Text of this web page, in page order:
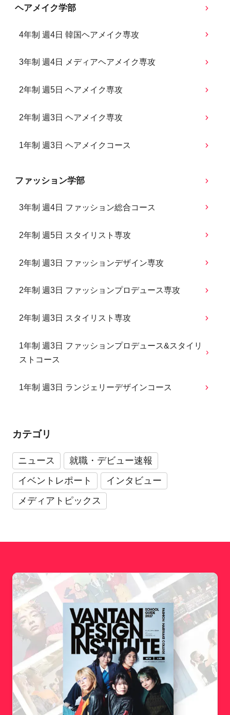
ヘアメイク学部
4年制 週4日 韓国ヘアメイク専攻
3年制 週4日 メディアヘアメイク専攻
2年制 週5日 ヘアメイク専攻
2年制 週3日 ヘアメイク専攻
1年制 週3日 ヘアメイクコース
ファッション学部
3年制 週4日 ファッション総合コース
2年制 週5日 スタイリスト専攻
2年制 週3日 ファッションデザイン専攻
2年制 週3日 ファッションプロデュース専攻
2年制 週3日 スタイリスト専攻
1年制 週3日 ファッションプロデュース&スタイリ
ストコース
1年制 週3日 ランジェリーデザインコース
カテゴリ
ニュース
就職・デビュー速報
イベントレポート
インタビュー
メディアトピックス